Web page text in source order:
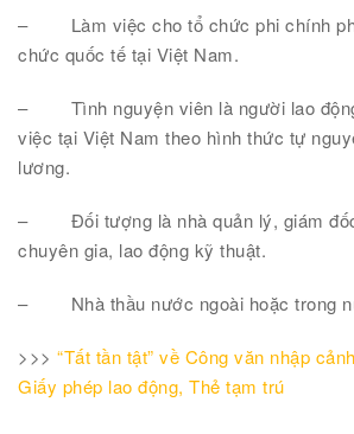
–
Làm việc cho tổ chức phi chính
chức quốc tế tại Việt Nam.
–
Tình nguyện viên là người lao
việc tại Việt Nam theo hình thức tự
lương.
–
Đối tượng là nhà quản lý, giám
chuyên gia, lao động kỹ thuật.
– Nhà thầu nước ngoài hoặc trong
>>>“Tất tần tật” về Công văn nhập
Giấy phép lao động, Thẻ tạm trú